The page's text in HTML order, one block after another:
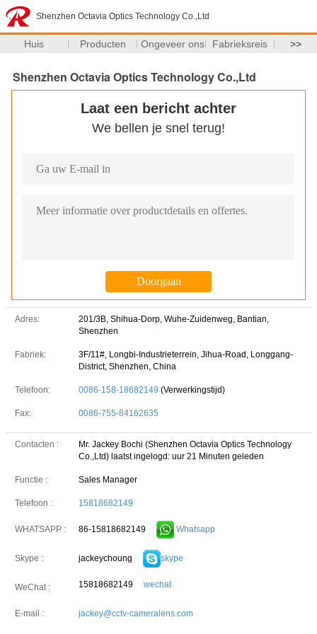
Shenzhen Octavia Optics Technology Co.,Ltd
Huis Producten Ongeveer ons Fabrieksreis >>
Shenzhen Octavia Optics Technology Co.,Ltd
Laat een bericht achter
We bellen je snel terug!
Adres:
201/3B, Shihua-Dorp, Wuhe-Zuidenweg, Bantian,
Shenzhen
Fabriek:
3F/11#, Longbi-Industrieterrein, Jihua-Road, Longgang-
District, Shenzhen, China
Telefoon: 0086-158-18682149 (Verwerkingstijd)
Fax: 0086-755-84162635
Contacten :
Mr. Jackey Bochi (Shenzhen Octavia Optics Technology
Co.,Ltd) laatst ingelogd: uur 21 Minuten geleden
Functie : Sales Manager
Telefoon : 15818682149
WHATSAPP : 86-15818682149 Whatsapp
Skype : jackeychoung skype
WeChat : 15818682149 wechat
E-mail : jackey@cctv-cameralens.com